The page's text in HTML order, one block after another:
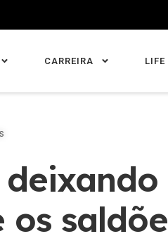
CARREIRA LIFE